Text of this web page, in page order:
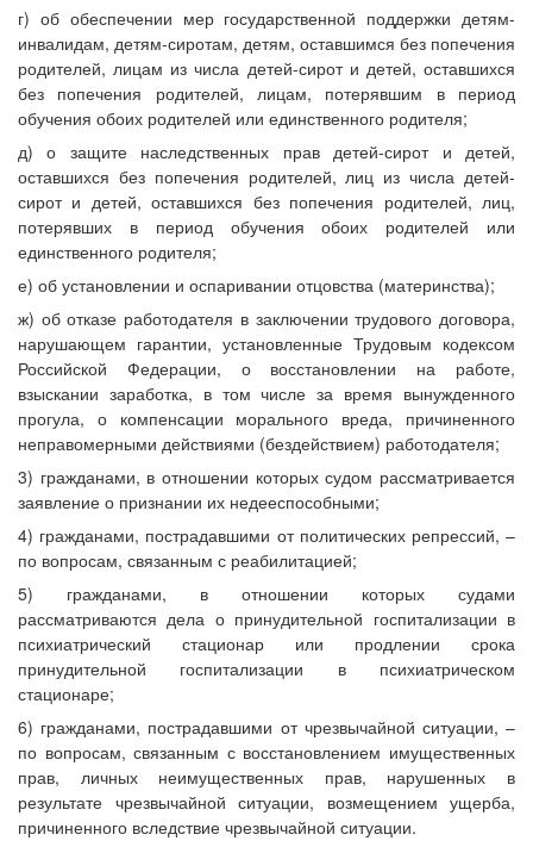
г) об обеспечении мер государственной поддержки детям-
инвалидам, детям-сиротам, детям, оставшимся без попечения
родителей, лицам из числа детей-сирот и детей, оставшихся
без попечения родителей, лицам, потерявшим в период
обучения обоих родителей или единственного родителя;
д) о защите наследственных прав детей-сирот и детей,
оставшихся без попечения родителей, лиц из числа детей-
сирот и детей, оставшихся без попечения родителей, лиц,
потерявших в период обучения обоих родителей или
единственного родителя;
е) об установлении и оспаривании отцовства (материнства);
ж) об отказе работодателя в заключении трудового договора,
нарушающем гарантии, установленные Трудовым кодексом
Российской Федерации, о восстановлении на работе,
взыскании заработка, в том числе за время вынужденного
прогула, о компенсации морального вреда, причиненного
неправомерными действиями (бездействием) работодателя;
3) гражданами, в отношении которых судом рассматривается
заявление о признании их недееспособными;
4) гражданами, пострадавшими от политических репрессий, –
по вопросам, связанным с реабилитацией;
5) гражданами, в отношении которых судами
рассматриваются дела о принудительной госпитализации в
психиатрический стационар или продлении срока
принудительной госпитализации в психиатрическом
стационаре;
6) гражданами, пострадавшими от чрезвычайной ситуации, –
по вопросам, связанным с восстановлением имущественных
прав, личных неимущественных прав, нарушенных в
результате чрезвычайной ситуации, возмещением ущерба,
причиненного вследствие чрезвычайной ситуации.